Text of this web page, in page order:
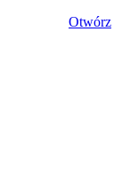
Otwórz